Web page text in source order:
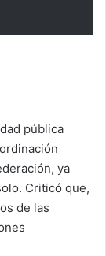
pública
ya
Criticó que,
de las